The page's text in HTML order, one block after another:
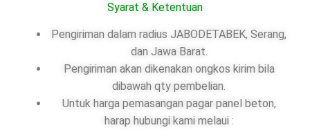
Syarat & Ketentuan
Pengiriman dalam radius JABODETABEK, Serang,
dan Jawa Barat.
Pengiriman akan dikenakan ongkos kirim bila
dibawah qty pembelian.
Untuk harga pemasangan pagar panel beton,
harap hubungi kami melaui :